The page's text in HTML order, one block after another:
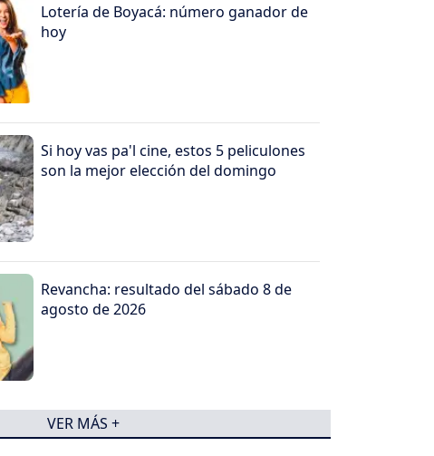
Lotería de Boyacá: número ganador de
hoy
Si hoy vas pa'l cine, estos 5 peliculones
son la mejor elección del domingo
Revancha: resultado del sábado 8 de
agosto de 2026
VER MÁS +